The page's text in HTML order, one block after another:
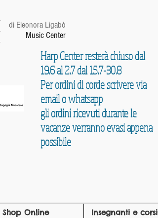
di Eleonora Ligabò
Music Center
Harp Center resterà chiuso dal
19.6 al 2.7 dal 15.7-30.8
Per ordini di corde scrivere via
email o whatsapp
gli ordini ricevuti durante le
vacanze verranno evasi appena
possibile
Shop Online Insegnanti e corsi